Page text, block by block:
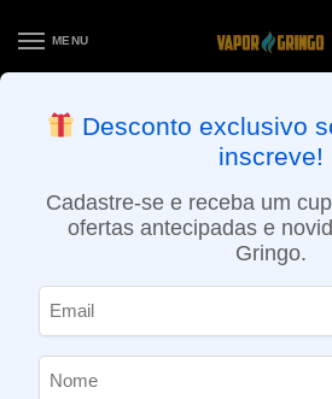
MENU
ENTREGA NO MESMO DIA EM SÃO
APROVADOS ATÉ 15:30
Desconto exclusivo
inscreve!
Cadastre-se e receba um
ofertas antecipadas e
Gringo.